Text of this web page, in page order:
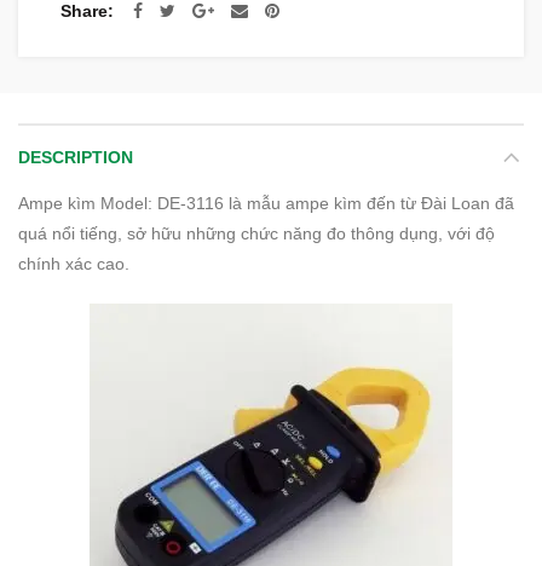
Share
DESCRIPTION
Ampe kìm Model: DE-3116 là mẫu ampe kìm đến từ Đài Loan đã
quá nổi tiếng, sở hữu những chức năng đo thông dụng, với độ
chính xác cao.